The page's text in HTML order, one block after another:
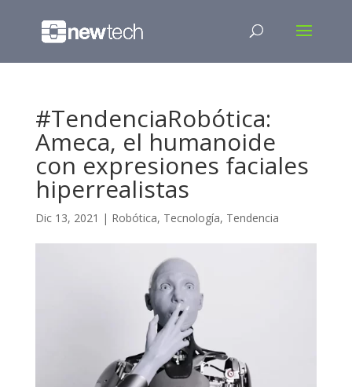
#TendenciaRobótica:
Ameca, el humanoide
con expresiones faciales
hiperrealistas
Dic 13, 2021 | Robótica, Tecnología, Tendencia